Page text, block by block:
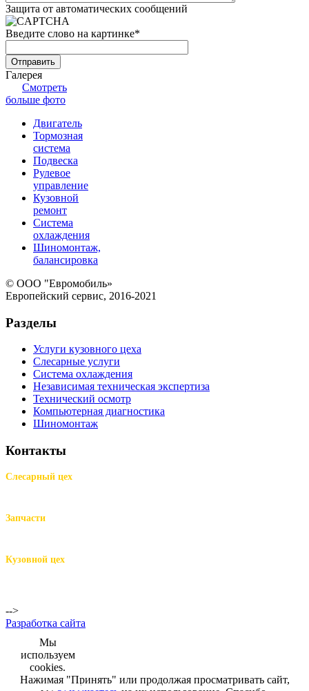
Защита от автоматических сообщений
Введите слово на картинке*
Галерея
Смотреть
больше фото
Двигатель
Тормозная
система
Подвеска
Рулевое
управление
Кузовной
ремонт
Система
охлаждения
Шиномонтаж,
балансировка
© ООО "Евромобиль»
Европейский сервис, 2016-2021
Разделы
Услуги кузовного цеха
Слесарные услуги
Система охлаждения
Независимая техническая экспертиза
Технический осмотр
Компьютерная диагностика
Шиномонтаж
Контакты
Слесарный цех
+7 (812) 942-00-99
Запчасти
+7 (812) 918-80-40
Кузовной цех
+7 (812) 926-86-86
-->
Разработка сайта
Мы
используем
cookies.
Нажимая "Принять" или продолжая просматривать сайт,